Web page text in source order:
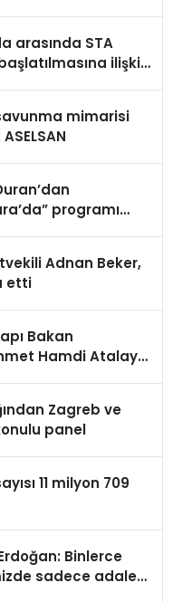
arasında STA
ilişkin
mimarisi
programı
Adnan Beker,
etti
Bakan
Hamdi Atalay
Zagreb ve
panel
11 milyon 709
Binlerce
sadece adalet